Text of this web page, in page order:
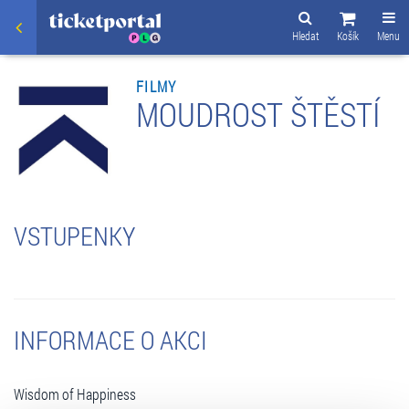
Menu
Košík
Hledat
FILMY
MOUDROST ŠTĚSTÍ
VSTUPENKY
INFORMACE O AKCI
Wisdom of Happiness